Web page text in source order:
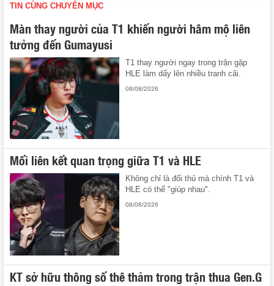
TIN CÙNG CHUYÊN MỤC
Màn thay người của T1 khiến người hâm mộ liên
tưởng đến Gumayusi
T1 thay người ngay trong trận gặp
HLE làm dấy lên nhiều tranh cãi.
08/08/2026
Mối liên kết quan trọng giữa T1 và HLE
Không chỉ là đối thủ mà chính T1 và
HLE có thể "giúp nhau".
08/08/2026
KT sở hữu thông số thê thảm trong trận thua Gen.G